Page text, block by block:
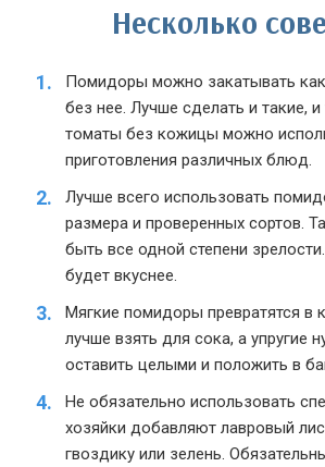
Несколько
Помидоры можно закатывать
без нее. Лучше сделать и такие, и
томаты без кожицы можно
приготовления различных блюд.
Лучше всего использовать
размера и проверенных сортов.
быть все одной степени
будет вкуснее.
Мягкие помидоры превратятся в
лучше взять для сока, а упругие
оставить целыми и положить в
Не обязательно использовать
хозяйки добавляют лавровый
гвоздику или зелень.